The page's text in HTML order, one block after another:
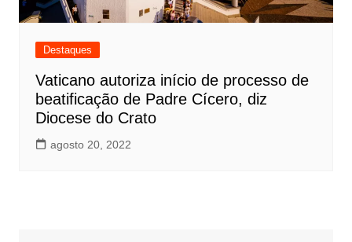
Destaques
Vaticano autoriza início de processo de
beatificação de Padre Cícero, diz
Diocese do Crato
agosto 20, 2022